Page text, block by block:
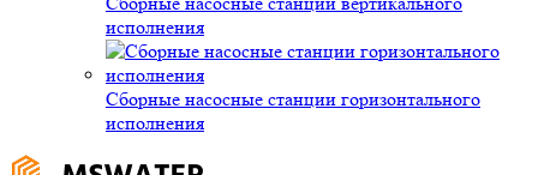
исполнения
Сборные насосные станции горизонтального
исполнения